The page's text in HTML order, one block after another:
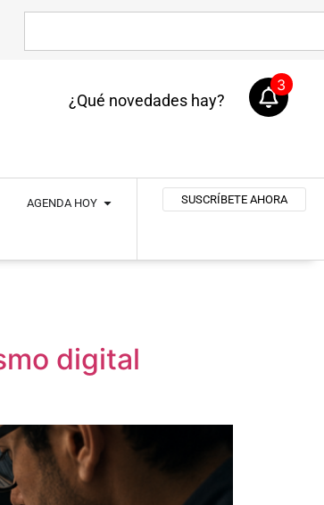
¿Qué novedades hay?
3
AGENDA HOY SUSCRÍBETE AHORA
digital